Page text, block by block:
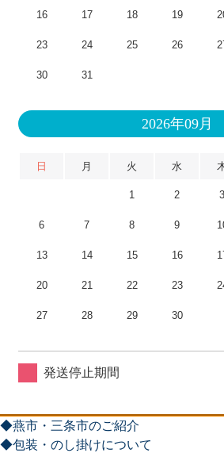
16 17 18 19
23 24 25 26
30 31
2026年09月
日 月 火 水
1 2 3
6 7 8 9
13 14 15 16
20 21 22 23
27 28 29 30
発送停止期間
◆燕市・三条市のご紹介
◆包装・のし掛けについて